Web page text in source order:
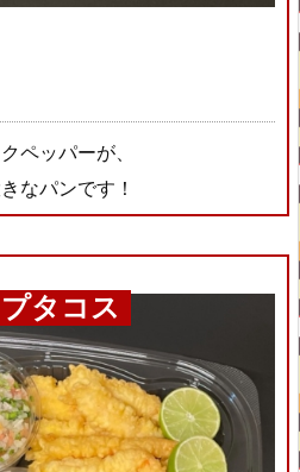
ペッパーが、
なパンです！
タコス